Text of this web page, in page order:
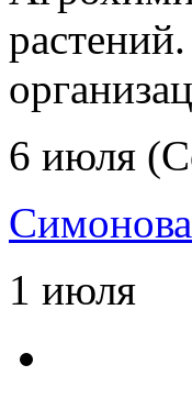
6 июля
1 июля